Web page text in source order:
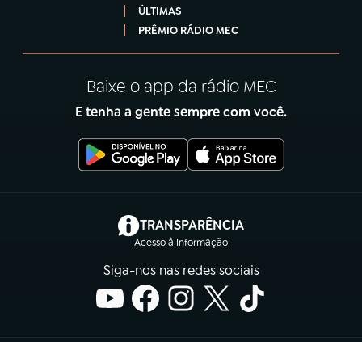
ÚLTIMAS
PRÊMIO RÁDIO MEC
Baixe o app da rádio MEC
E tenha a gente sempre com você.
TRANSPARÊNCIA
Acesso à Informação
(abre em nova aba)
Siga-nos nas redes sociais